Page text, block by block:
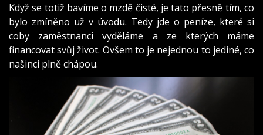
Když se totiž bavíme o mzdě čisté, je tato přesně tím, co
bylo zmíněno už v úvodu. Tedy jde o peníze, které si
coby zaměstnanci vyděláme a ze kterých máme
financovat svůj život. Ovšem to je nejednou to jediné, co
našinci plně chápou.